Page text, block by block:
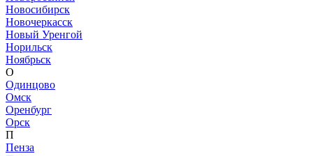
Новосибирск
Новочеркасск
Новый Уренгой
Норильск
Ноябрьск
О
Одинцово
Омск
Оренбург
Орск
П
Пенза